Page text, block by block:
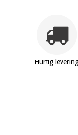
Hurtig levering